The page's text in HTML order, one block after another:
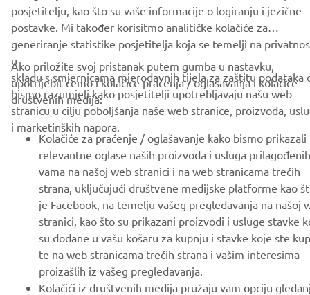
MORE YAMAHA
SUPPORT
BILTEN
Budite prvi koji će saznati o najnovijim ponudama, posebnim
događajima, novim izdanjima i još mnogo toga
PRETPLATITE SE
Pročitajte našu Politiku privatnosti kako biste saznali kako
obrađujemo vaše osobne podatke: Pravila o Zaštiti Privatnosti
posjetitelju, kao što su vaše informacije o logiranju i jezične
postavke. Mi također korisitmo analitičke kolačiće za
generiranje statistike posjetitelja koja se temelji na
u
skladu s smjernicama mjerodavnih tijela za zaštitu podataka
bismo razumjeli kako posjetitelji upotrebljavaju našu web
stranicu u cilju poboljšanja naše web stranice, proizvoda,
i marketinških napora.
Ako priložite svoj pristanak putem gumba u nastavku,
upotrijebit ćemo i kolačiće praćenja / oglašavanja i kolačiće
društvenih medija:
Kolačiće za praćenje / oglašavanje kako bismo prikazali
relevantne oglase naših proizvoda i usluga prilagođenih
vama na našoj web stranici i na web stranicama trećih
strana, uključujući društvene medijske platforme kao
je Facebook, na temelju vašeg pregledavanja na našoj
stranici, kao što su prikazani proizvodi i usluge stavke
su dodane u vašu košaru za kupnju i stavke koje ste
te na web stranicama trećih strana i vašim interesima
proizašlih iz vašeg pregledavanja.
Kolačići iz društvenih medija pružaju vam opciju